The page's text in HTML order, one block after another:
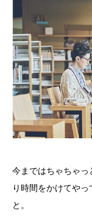
今まではちゃちゃっ
り時間をかけてや
と。